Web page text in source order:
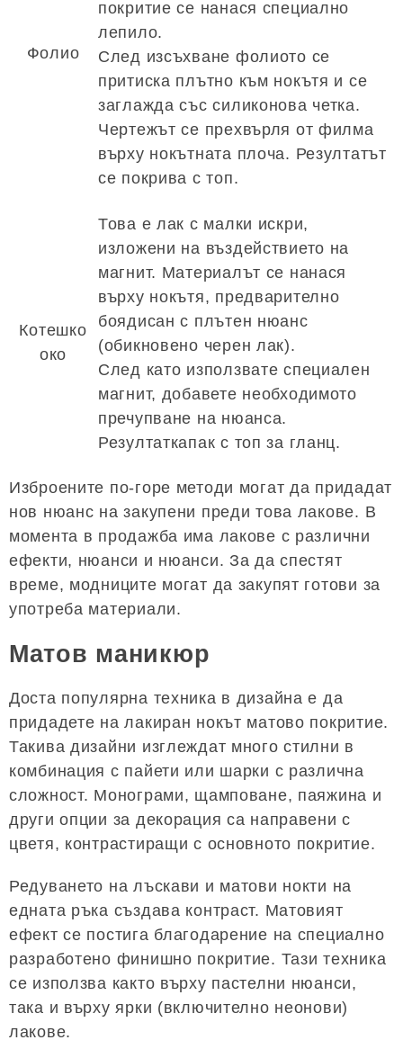
Фолио
покритие се нанася специално
лепило.
След изсъхване фолиото се
притиска плътно към нокътя и се
заглажда със силиконова четка.
Чертежът се прехвърля от филма
върху нокътната плоча. Резултатът
се покрива с топ.
Котешко
око
Това е лак с малки искри,
изложени на въздействието на
магнит. Материалът се нанася
върху нокътя, предварително
боядисан с плътен нюанс
(обикновено черен лак).
След като използвате специален
магнит, добавете необходимото
пречупване на нюанса.
Резултаткапак с топ за гланц.
Изброените по-горе методи могат да придадат
нов нюанс на закупени преди това лакове. В
момента в продажба има лакове с различни
ефекти, нюанси и нюанси. За да спестят
време, модниците могат да закупят готови за
употреба материали.
Матов маникюр
Доста популярна техника в дизайна е да
придадете на лакиран нокът матово покритие.
Такива дизайни изглеждат много стилни в
комбинация с пайети или шарки с различна
сложност. Монограми, щамповане, паяжина и
други опции за декорация са направени с
цветя, контрастиращи с основното покритие.
Редуването на лъскави и матови нокти на
едната ръка създава контраст. Матовият
ефект се постига благодарение на специално
разработено финишно покритие. Тази техника
се използва както върху пастелни нюанси,
така и върху ярки (включително неонови)
лакове.